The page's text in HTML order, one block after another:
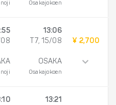
Osakajokoen
08
13:06
T7, 15/08
OSAKA
Osakajokoen
¥ 2,700
13:21